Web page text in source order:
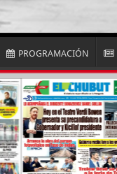
PROGRAMACIÓN